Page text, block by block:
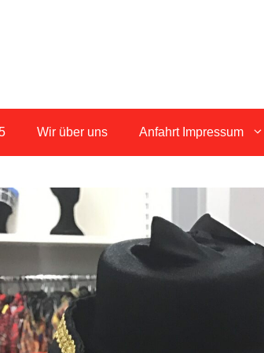
Wir über uns Anfahrt Impressum